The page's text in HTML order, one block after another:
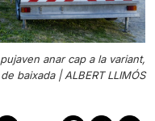
anar cap a la variant,
baixada |ALBERT LLIMÓS